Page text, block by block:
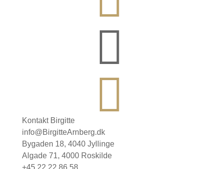


Kontakt Birgitte
info@BirgitteArnberg.dk
Bygaden 18, 4040 Jyllinge
Algade 71, 4000 Roskilde
+45 22 22 86 58